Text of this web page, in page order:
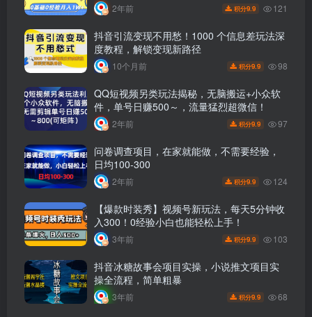
2年前 积分9.9 121
抖音引流变现不用愁！1000 个信息差玩法深
度教程，解锁变现新路径
10个月前 积分9.9 98
QQ短视频另类玩法揭秘，无脑搬运+小众软
件，单号日赚500～，流量猛烈超微信！
2年前 积分9.9 97
问卷调查项目，在家就能做，不需要经验，
日均100-300
2年前 积分9.9 124
【爆款时装秀】视频号新玩法，每天5分钟收
入300！0经验小白也能轻松上手！
3年前 积分9.9 103
抖音冰糖故事会项目实操，小说推文项目实
操全流程，简单粗暴
3年前 积分9.9 68